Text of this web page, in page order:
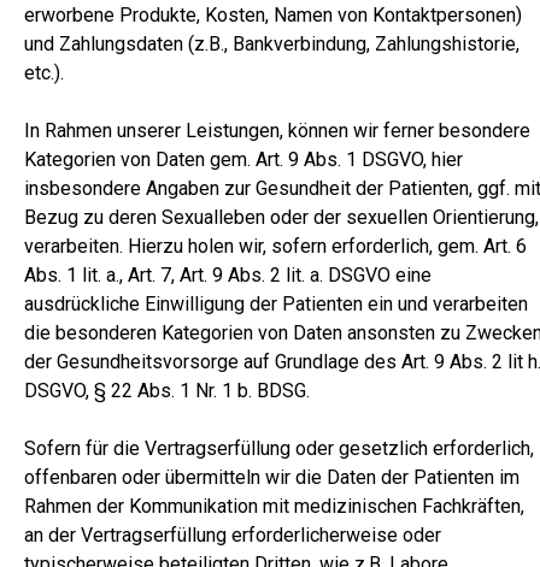
erworbene Produkte, Kosten, Namen von Kontaktpersonen)
und Zahlungsdaten (z.B., Bankverbindung, Zahlungshistorie,
etc.).
In Rahmen unserer Leistungen, können wir ferner besondere
Kategorien von Daten gem. Art. 9 Abs. 1 DSGVO, hier
insbesondere Angaben zur Gesundheit der Patienten, ggf. mit
Bezug zu deren Sexualleben oder der sexuellen Orientierung,
verarbeiten. Hierzu holen wir, sofern erforderlich, gem. Art. 6
Abs. 1 lit. a., Art. 7, Art. 9 Abs. 2 lit. a. DSGVO eine
ausdrückliche Einwilligung der Patienten ein und verarbeiten
die besonderen Kategorien von Daten ansonsten zu
der Gesundheitsvorsorge auf Grundlage des Art. 9 Abs. 2 lit h.
DSGVO, § 22 Abs. 1 Nr. 1 b. BDSG.
Sofern für die Vertragserfüllung oder gesetzlich erforderlich,
offenbaren oder übermitteln wir die Daten der Patienten im
Rahmen der Kommunikation mit medizinischen Fachkräften,
an der Vertragserfüllung erforderlicherweise oder